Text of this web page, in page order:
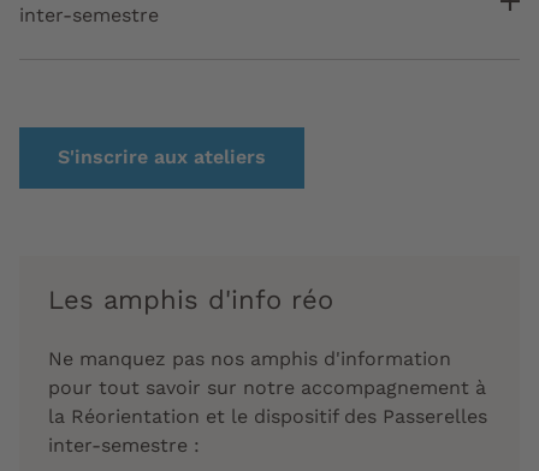
inter-semestre
S'inscrire aux ateliers
Les amphis d'info réo
Ne manquez pas nos amphis d'information
pour tout savoir sur notre accompagnement à
la Réorientation et le dispositif des Passerelles
inter-semestre :